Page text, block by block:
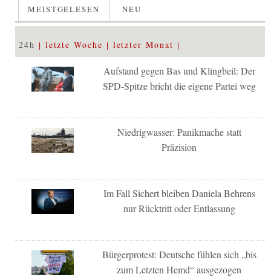
MEISTGELESEN NEU
24h letzte Woche letzter Monat
Aufstand gegen Bas und Klingbeil: Der
SPD-Spitze bricht die eigene Partei weg
Niedrigwasser: Panikmache statt
Präzision
Im Fall Sichert bleiben Daniela Behrens
nur Rücktritt oder Entlassung
Bürgerprotest: Deutsche fühlen sich „bis
zum Letzten Hemd“ ausgezogen